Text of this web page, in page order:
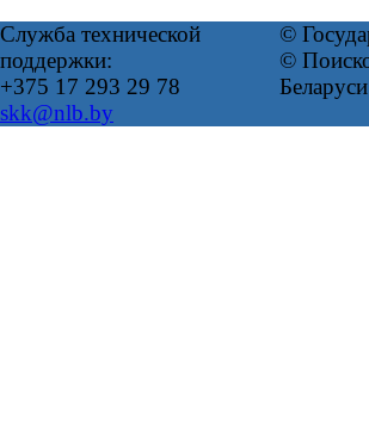
Служба технической
поддержки:
+375 17 293 29 78
skk@nlb.by
©
©
Беларуси